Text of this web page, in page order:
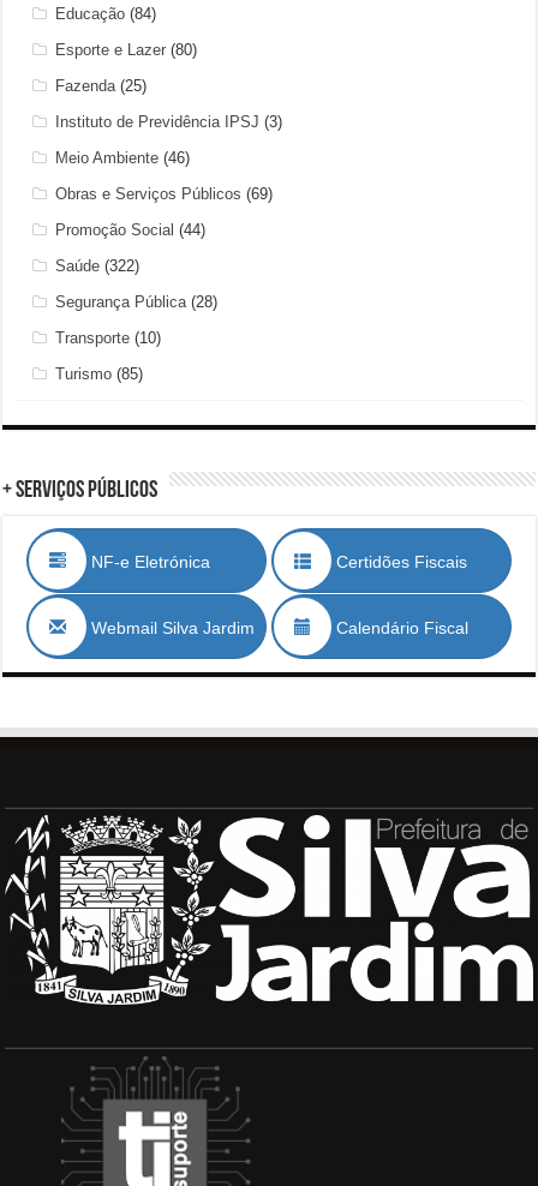
Educação (84)
Esporte e Lazer (80)
Fazenda (25)
Instituto de Previdência IPSJ (3)
Meio Ambiente (46)
Obras e Serviços Públicos (69)
Promoção Social (44)
Saúde (322)
Segurança Pública (28)
Transporte (10)
Turismo (85)
+ Serviços Públicos
NF-e Eletrónica Certidões Fiscais
Webmail Silva Jardim Calendário Fiscal